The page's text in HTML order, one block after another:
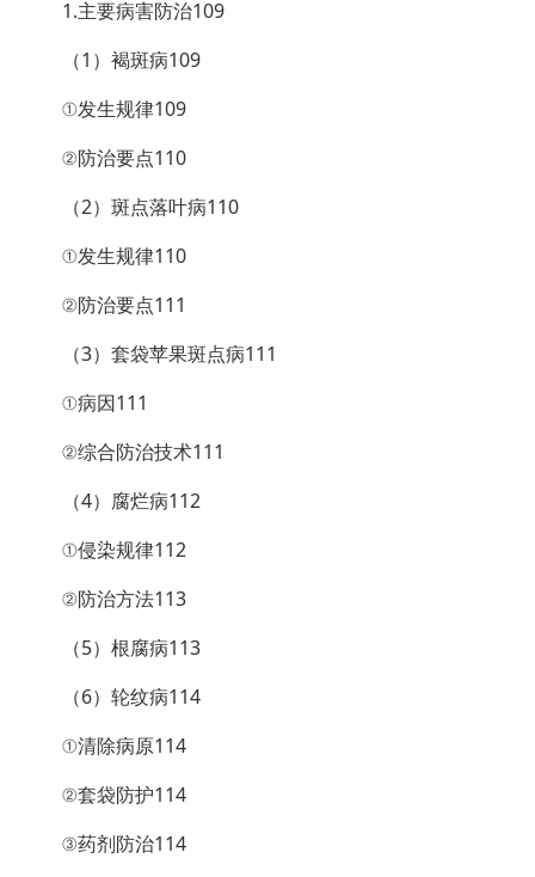
1.主要病害防治109
（1）褐斑病109
①发生规律109
②防治要点110
（2）斑点落叶病110
①发生规律110
②防治要点111
（3）套袋苹果斑点病111
①病因111
②综合防治技术111
（4）腐烂病112
①侵染规律112
②防治方法113
（5）根腐病113
（6）轮纹病114
①清除病原114
②套袋防护114
③药剂防治114